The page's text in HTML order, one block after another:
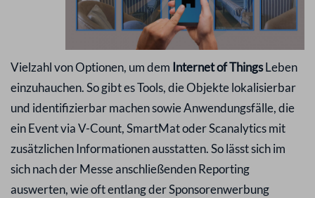
Vielzahl von Optionen, um dem Internet of ThingsLeben
einzuhauchen. So gibt es Tools, die Objekte lokalisierbar
und identifizierbar machen sowie Anwendungsfälle, die
ein Event via V-Count, SmartMat oder Scanalytics mit
zusätzlichen Informationen ausstatten. So lässt sich im
sich nach der Messe anschließenden Reporting
auswerten, wie oft entlang der Sponsorenwerbung